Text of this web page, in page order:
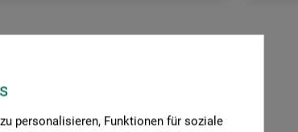
personalisieren, Funktionen für soziale